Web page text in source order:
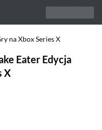
na Xbox Series X
Eater Edycja
X